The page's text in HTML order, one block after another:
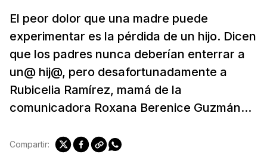
El peor dolor que una madre puede
experimentar es la pérdida de un hijo. Dicen
que los padres nunca deberían enterrar a
un@ hij@, pero desafortunadamente a
Rubicelia Ramírez, mamá de la
comunicadora Roxana Berenice Guzmán...
Compartir: